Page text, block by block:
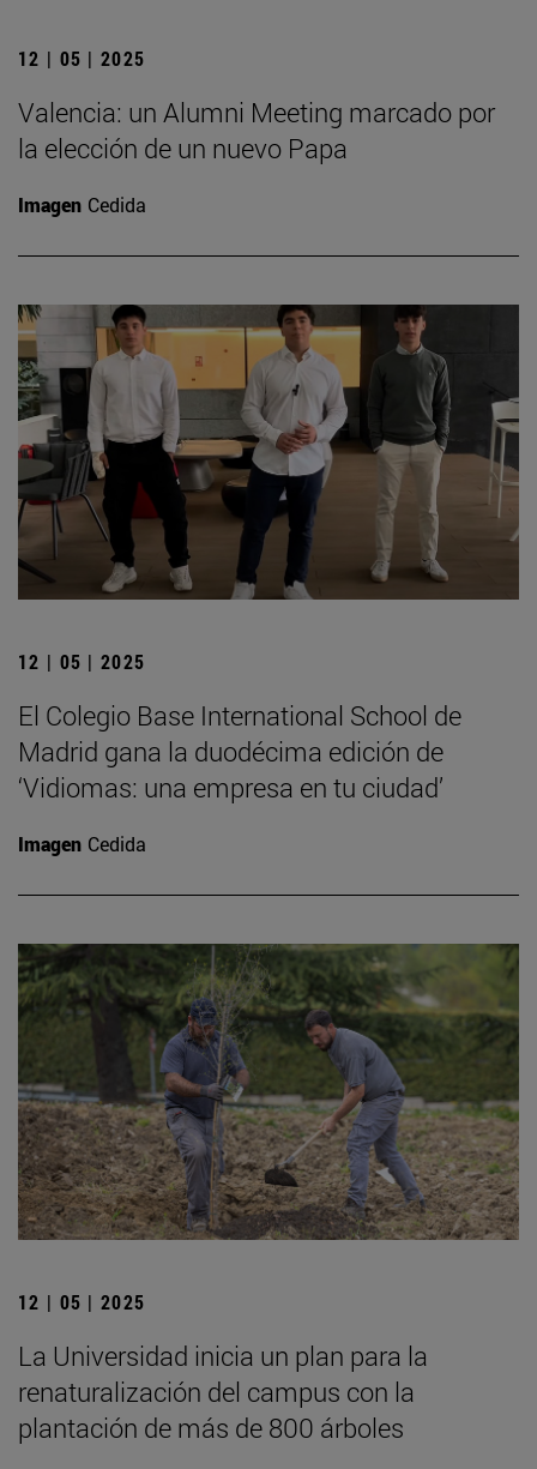
12 | 05 | 2025
Valencia: un Alumni Meeting marcado por
la elección de un nuevo Papa
Imagen Cedida
12 | 05 | 2025
El Colegio Base International School de
Madrid gana la duodécima edición de
‘Vidiomas: una empresa en tu ciudad’
Imagen Cedida
12 | 05 | 2025
La Universidad inicia un plan para la
renaturalización del campus con la
plantación de más de 800 árboles